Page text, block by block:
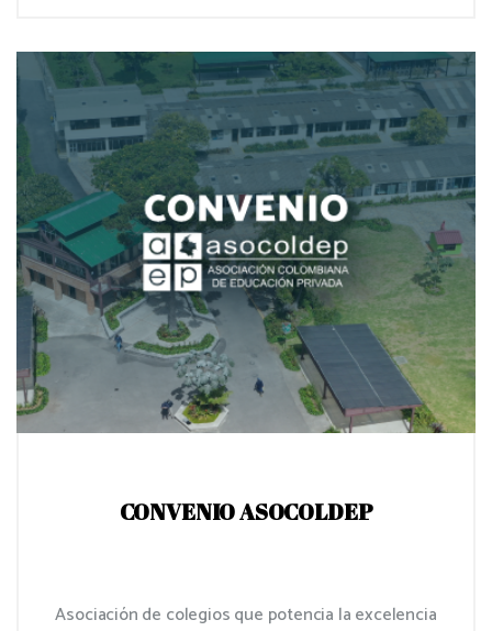
CONVENIO ASOCOLDEP
Asociación de colegios que potencia la excelencia